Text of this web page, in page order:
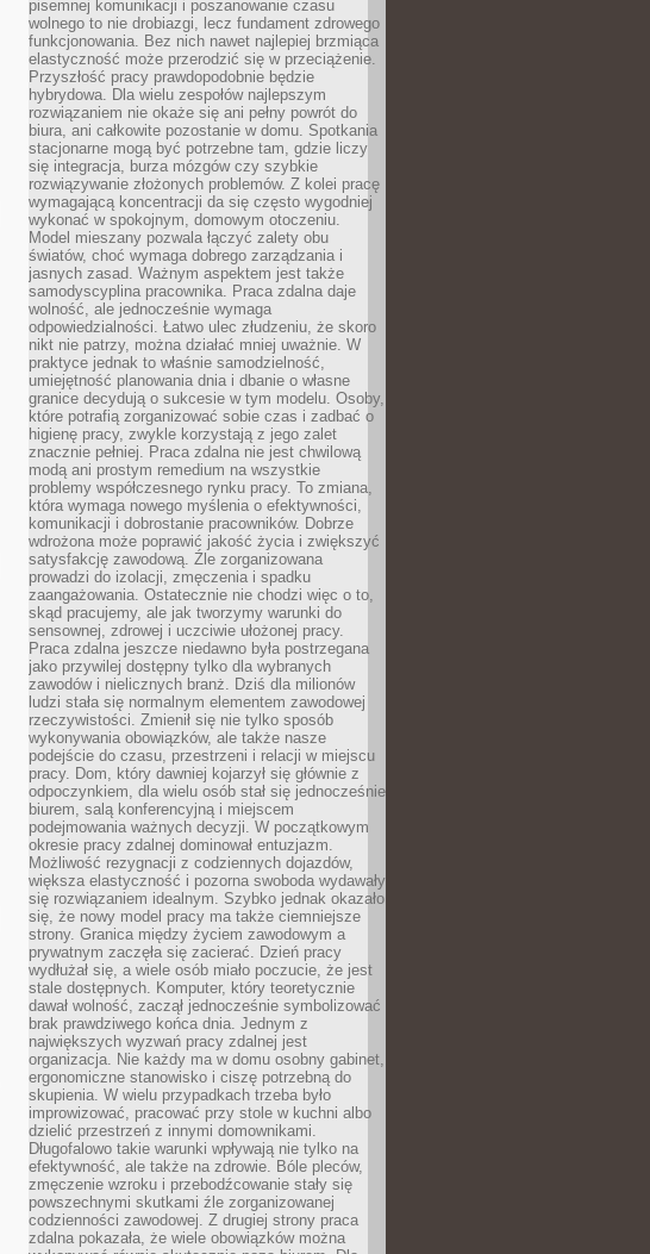
pisemnej komunikacji i poszanowanie czasu
wolnego to nie drobiazgi, lecz fundament zdrowego
funkcjonowania. Bez nich nawet najlepiej brzmiąca
elastyczność może przerodzić się w przeciążenie.
Przyszłość pracy prawdopodobnie będzie
hybrydowa. Dla wielu zespołów najlepszym
rozwiązaniem nie okaże się ani pełny powrót do
biura, ani całkowite pozostanie w domu. Spotkania
stacjonarne mogą być potrzebne tam, gdzie liczy
się integracja, burza mózgów czy szybkie
rozwiązywanie złożonych problemów. Z kolei pracę
wymagającą koncentracji da się często wygodniej
wykonać w spokojnym, domowym otoczeniu.
Model mieszany pozwala łączyć zalety obu
światów, choć wymaga dobrego zarządzania i
jasnych zasad. Ważnym aspektem jest także
samodyscyplina pracownika. Praca zdalna daje
wolność, ale jednocześnie wymaga
odpowiedzialności. Łatwo ulec złudzeniu, że skoro
nikt nie patrzy, można działać mniej uważnie. W
praktyce jednak to właśnie samodzielność,
umiejętność planowania dnia i dbanie o własne
granice decydują o sukcesie w tym modelu. Osoby,
które potrafią zorganizować sobie czas i zadbać o
higienę pracy, zwykle korzystają z jego zalet
znacznie pełniej. Praca zdalna nie jest chwilową
modą ani prostym remedium na wszystkie
problemy współczesnego rynku pracy. To zmiana,
która wymaga nowego myślenia o efektywności,
komunikacji i dobrostanie pracowników. Dobrze
wdrożona może poprawić jakość życia i zwiększyć
satysfakcję zawodową. Źle zorganizowana
prowadzi do izolacji, zmęczenia i spadku
zaangażowania. Ostatecznie nie chodzi więc o to,
skąd pracujemy, ale jak tworzymy warunki do
sensownej, zdrowej i uczciwie ułożonej pracy.
Praca zdalna jeszcze niedawno była postrzegana
jako przywilej dostępny tylko dla wybranych
zawodów i nielicznych branż. Dziś dla milionów
ludzi stała się normalnym elementem zawodowej
rzeczywistości. Zmienił się nie tylko sposób
wykonywania obowiązków, ale także nasze
podejście do czasu, przestrzeni i relacji w miejscu
pracy. Dom, który dawniej kojarzył się głównie z
odpoczynkiem, dla wielu osób stał się jednocześnie
biurem, salą konferencyjną i miejscem
podejmowania ważnych decyzji. W początkowym
okresie pracy zdalnej dominował entuzjazm.
Możliwość rezygnacji z codziennych dojazdów,
większa elastyczność i pozorna swoboda wydawały
się rozwiązaniem idealnym. Szybko jednak okazało
się, że nowy model pracy ma także ciemniejsze
strony. Granica między życiem zawodowym a
prywatnym zaczęła się zacierać. Dzień pracy
wydłużał się, a wiele osób miało poczucie, że jest
stale dostępnych. Komputer, który teoretycznie
dawał wolność, zaczął jednocześnie symbolizować
brak prawdziwego końca dnia. Jednym z
największych wyzwań pracy zdalnej jest
organizacja. Nie każdy ma w domu osobny gabinet,
ergonomiczne stanowisko i ciszę potrzebną do
skupienia. W wielu przypadkach trzeba było
improwizować, pracować przy stole w kuchni albo
dzielić przestrzeń z innymi domownikami.
Długofalowo takie warunki wpływają nie tylko na
efektywność, ale także na zdrowie. Bóle pleców,
zmęczenie wzroku i przebodźcowanie stały się
powszechnymi skutkami źle zorganizowanej
codzienności zawodowej. Z drugiej strony praca
zdalna pokazała, że wiele obowiązków można